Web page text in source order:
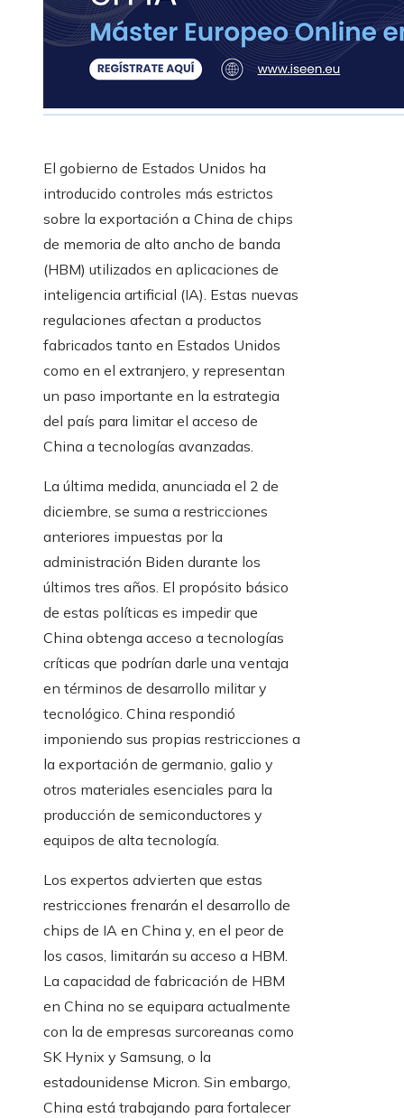
El gobierno de Estados Unidos ha
introducido controles más estrictos
sobre la exportación a China de chips
de memoria de alto ancho de banda
(HBM) utilizados en aplicaciones de
inteligencia artificial (IA). Estas nuevas
regulaciones afectan a productos
fabricados tanto en Estados Unidos
como en el extranjero, y representan
un paso importante en la estrategia
del país para limitar el acceso de
China a tecnologías avanzadas.
La última medida, anunciada el 2 de
diciembre, se suma a restricciones
anteriores impuestas por la
administración Biden durante los
últimos tres años. El propósito básico
de estas políticas es impedir que
China obtenga acceso a tecnologías
críticas que podrían darle una ventaja
en términos de desarrollo militar y
tecnológico. China respondió
imponiendo sus propias restricciones a
la exportación de germanio, galio y
otros materiales esenciales para la
producción de semiconductores y
equipos de alta tecnología.
Los expertos advierten que estas
restricciones frenarán el desarrollo de
chips de IA en China y, en el peor de
los casos, limitarán su acceso a HBM.
La capacidad de fabricación de HBM
en China no se equipara actualmente
con la de empresas surcoreanas como
SK Hynix y Samsung, o la
estadounidense Micron. Sin embargo,
China está trabajando para fortalecer